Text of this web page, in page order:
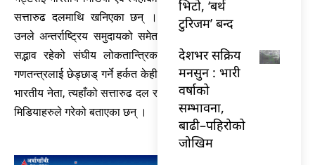
सत्तारुढ दलमाथि खनिएका छन् ।
उनले अन्तर्राष्ट्रिय समुदायको समेत
सद्भाव रहेको संघीय लोकतान्त्रिक
गणतन्त्रलाई छेड्छाड् गर्ने हर्कत केही
भारतीय नेता, त्यहाँको सत्तारुढ दल र
मिडियाहरुले गरेको बताएका छन् ।
भिटो, ‘बर्थ
टुरिजम’ बन्द
देशभर सक्रिय
मनसुन : भारी
वर्षाको
सम्भावना,
बाढी–पहिरोको
जोखिम